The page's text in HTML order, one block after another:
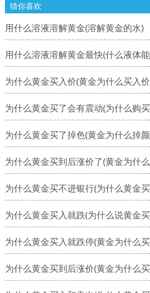
猜你喜欢
用什么溶液溶解黄金(溶解黄金的水)
用什么溶液溶解黄金最快(什么液体
为什么黄金买入价(黄金为什么买入
为什么黄金买了会有震动(为什么购
为什么黄金买了掉色(黄金为什么掉
为什么黄金买到后涨价了(黄金为什
为什么黄金买不进银行(为什么黄金
为什么黄金买入就跌(为什么说黄金
为什么黄金买入就跌停(黄金为什么
为什么黄金买到后涨价(黄金为什么